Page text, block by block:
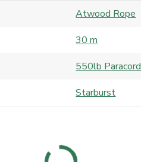
Atwood Rope
30 m
550lb Paracord
Starburst